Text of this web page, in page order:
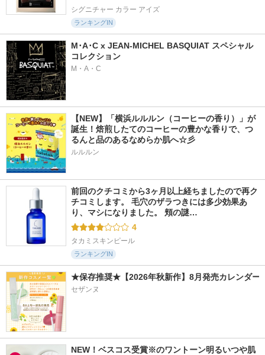
スト
サンカット(コーセー
ドクターシーラボ
シグニチャー カラー アイズ
ランキングIN
M･A･C x JEAN-MICHEL BASQUIAT スペシャル
コレクション
M・A・C
【NEW】「横浜ルルルン（コーヒーの香り）」が
誕生！焙煎したてのコーヒーの豊かな香りで、つ
るんと品のあるなめらか肌へ☆彡
ルルルン
前回のクチコミから3ヶ月以上経ちましたので再ク
チコミします。 毛穴のザラつきには多少効果あ
り、マシになりました。 頬の謎…
4
タカミスキンピール
ランキングIN
★保存推奨★【2026年秋新作】8月発売カレンダー
セザンヌ
NEW！ベスコス受賞※のワントーン明るいつや肌